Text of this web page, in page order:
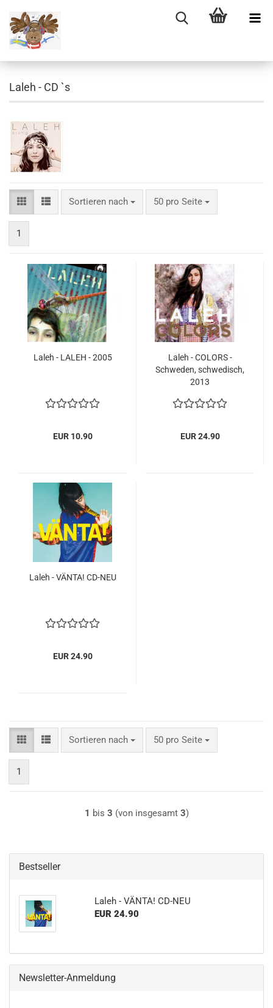
Laleh - CD `s
Sortieren nach
Sortieren nach 50 pro Seite
pro Seite
1
Laleh - LALEH - 2005
EUR 10.90
Laleh - COLORS -
Schweden, schwedisch,
2013
EUR 24.90
Laleh - VÄNTA! CD-NEU
EUR 24.90
Sortieren nach
Sortieren nach 50 pro Seite
pro Seite
1
1 bis 3 (von insgesamt 3)
Bestseller
Laleh - VÄNTA! CD-NEU
EUR 24.90
Newsletter-Anmeldung